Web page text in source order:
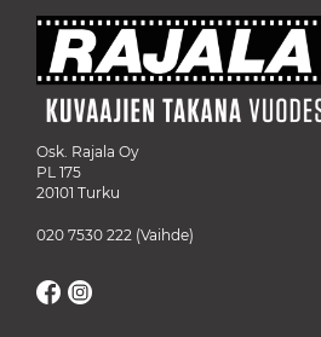
Osk. Rajala Oy
PL 175
20101 Turku
020 7530 222 (Vaihde)